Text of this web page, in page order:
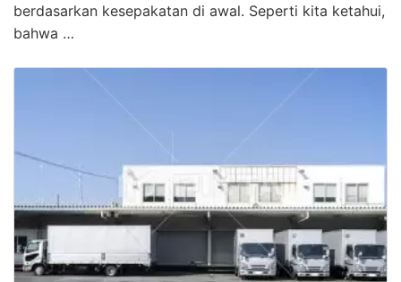
berdasarkan kesepakatan di awal. Seperti kita ketahui,
bahwa …